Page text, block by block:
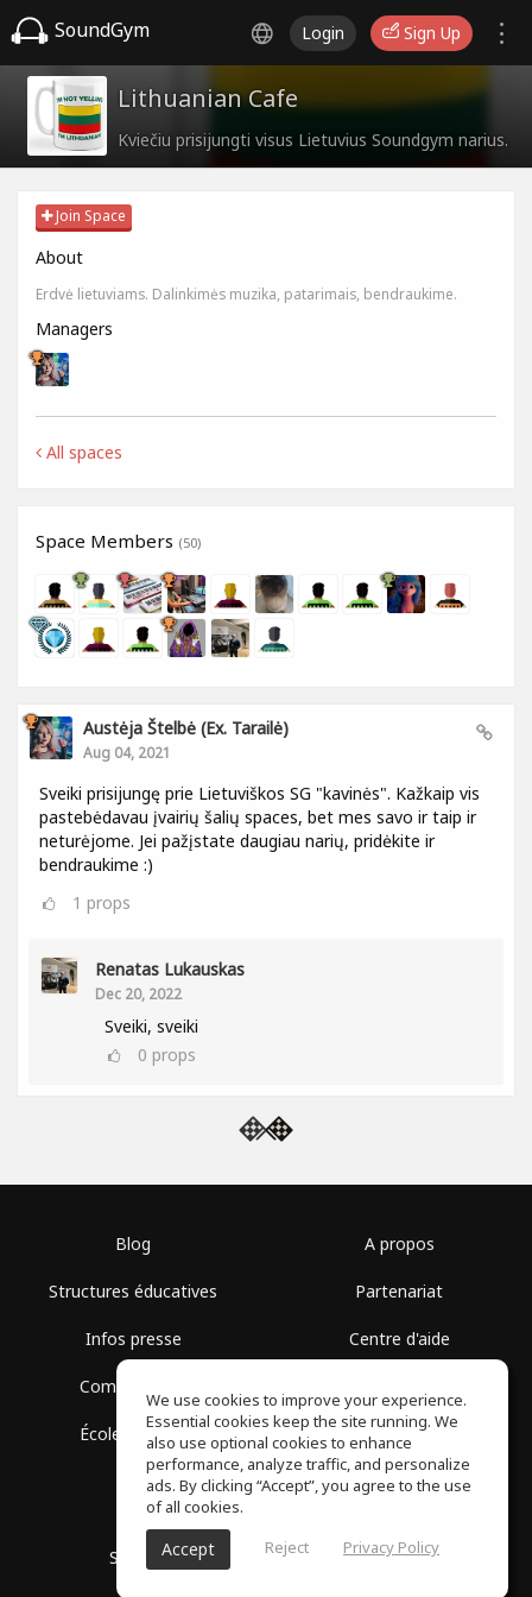
SoundGym Login Sign Up
Lithuanian Cafe
Kviečiu prisijungti visus Lietuvius Soundgym narius.
Join Space
About
Erdvė lietuviams. Dalinkimės muzika, patarimais, bendraukime.
Managers
All spaces
Space Members (50)
Austėja Štelbė (ex. Tarailė)
Aug 04, 2021
Sveiki prisijungę prie Lietuviškos SG "kavinės". Kažkaip vis
pastebėdavau įvairių šalių spaces, bet mes savo ir taip ir
neturėjome. Jei pažįstate daugiau narių, pridėkite ir
bendraukime :)
1 props
Renatas Lukauskas
Dec 20, 2022
Sveiki, sveiki
0 props
Blog
Structures éducatives
Infos presse
Communauté
École gratuite
A propos
Partenariat
Centre d'aide
Politique de confidentialité
SoundGym, Tous droits réservés © 2026
We use cookies to improve your experience.
Essential cookies keep the site running. We
also use optional cookies to enhance
performance, analyze traffic, and personalize
ads. By clicking “Accept”, you agree to the use
of all cookies.
Accept Reject Privacy Policy